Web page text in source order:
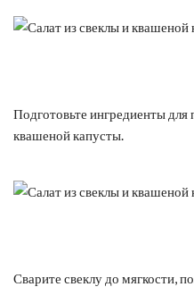
Подготовьте ингредиенты для
квашеной капусты.
Сварите свеклу до мягкости,